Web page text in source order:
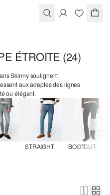
ÉTROITE (24)
Skinny soulignent
aux adeptes des lignes
ou élégant.
STRAIGHT BOOTCUT